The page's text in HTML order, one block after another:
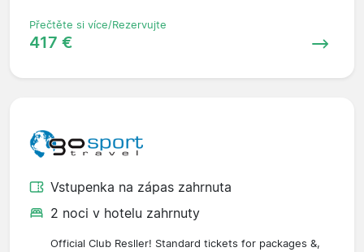
Přečtěte si více/Rezervujte
417 €
Vstupenka na zápas zahrnuta
2 noci v hotelu zahrnuty
Official Club Resller! Standard tickets for packages &,